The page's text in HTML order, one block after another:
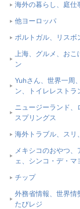
海外の暮らし、庭仕
他ヨーロッパ
ポルトガル、リスボ
上海、グルメ、お
ン
Yuhさん、世界一周
ン、トイレレストラ
ニュージーランド、
スプリングス
海外トラブル、スリ
メキシコのおやつ
ェ、シンコ・デ・マ
チップ
外務省情報、世界情
たびレジ